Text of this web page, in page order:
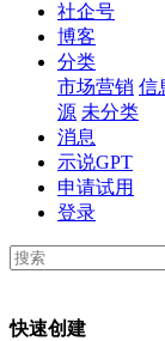
社企号
博客
分类
市场营销 信
源 未分类
消息
示说GPT
申请试用
登录
快速创建